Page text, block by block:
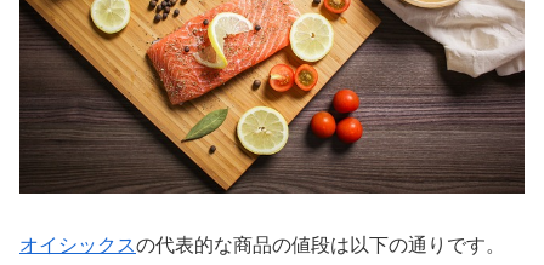
オイシックスの代表的な商品の値段は以下の通りです。